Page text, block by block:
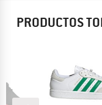
PRODUCTOS